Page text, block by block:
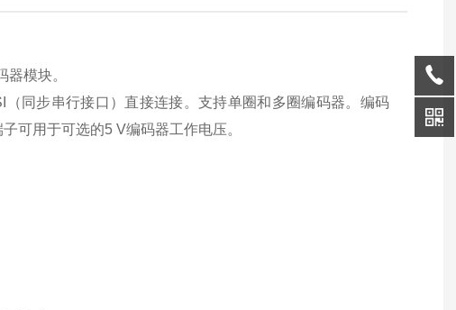
模块。
同步串行接口）直接连接。支持单圈和多圈编码器。编码
可用于可选的5 V编码器工作电压。